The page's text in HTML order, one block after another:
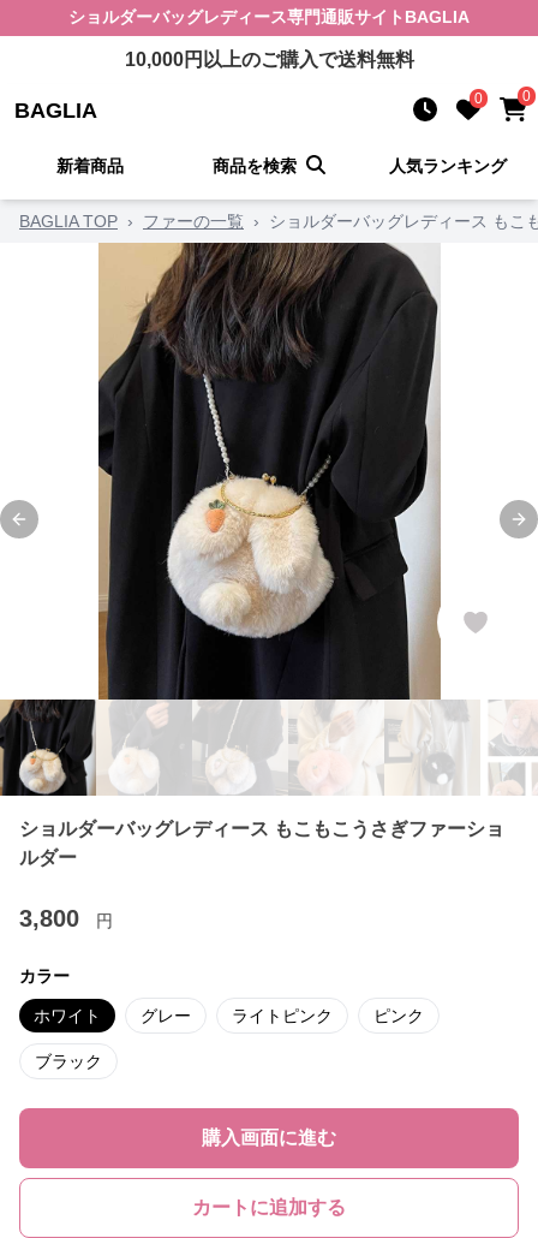
ショルダーバッグレディース専門通販サイト BAGLIA
10,000円以上のご購入で送料無料
BAGLIA 0 0
新着商品 商品を検索 人気ランキング
BAGLIA TOP › ファーの一覧 › ショルダーバッグレディース もこ
Previous slide
ショルダーバッグレディース もこもこうさぎファーショ
ルダー
3,800 円
カラー
ホワイト グレー ライトピンク ピンク
ブラック
購入画面に進む
カートに追加する